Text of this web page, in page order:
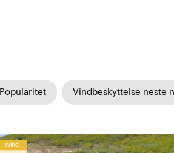
Popularitet Vindbeskyttelse neste
Wind